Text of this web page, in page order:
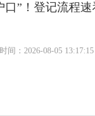
口”！登记流程
间：2026-08-05 13:17:15